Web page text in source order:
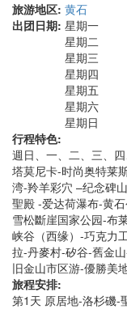
旅游地区: 黄石
出团日期: 星期一
星期二
星期三
星期四
星期五
星期六
星期日
行程特色:
週日、一、二、三、
塔莫尼卡-时尚奥特莱
湾-羚羊彩穴 –纪念碑
聖殿 -爱达荷瀑布-黄
雪松斷崖国家公园-布
峡谷（西缘）-巧克力
拉-丹麥村-矽谷-舊金
旧金山市区游-優勝美
旅程安排:
第1天 原居地-洛杉磯-